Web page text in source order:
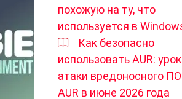
похожую на ту, что
используется в
Как безопасно
использовать AUR:
атаки вредоносного
AUR в июне 2026 года